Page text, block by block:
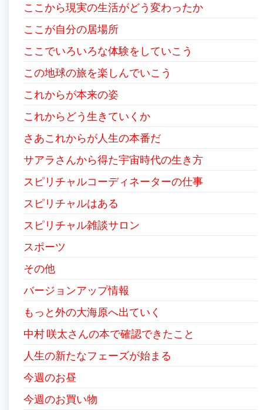
ここから現実の生活がどう変わったか
ここが自分の居場所
ここでいろいろな体験をしていこう
この地球の旅を楽しんでいこう
これからが本来の姿
これからどう生きていくか
さあこれからが人生の本番だ
サアラさんから得た宇宙時代の生き方
スピリチャルコーディネーターの仕事
スピリチャルはある
スピリチャル雑談サロン
スポーツ
その他
バージョンアップ情報
もっと外の大海原へ出ていく
中村 咲太さんの本で確認できたこと
人生の新たなフェーズが始まる
今週のお昼
今週のお買い物